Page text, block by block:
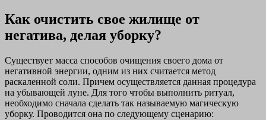
Как очистить свое жилище от
негатива, делая уборку?
Существует масса способов очищения своего дома от
негативной энергии, одним из них считается метод
раскаленной соли. Причем осуществляется данная процедура
на убывающей луне. Для того чтобы выполнить ритуал,
необходимо сначала сделать так называемую магическую
уборку. Проводится она по следующему сценарию: